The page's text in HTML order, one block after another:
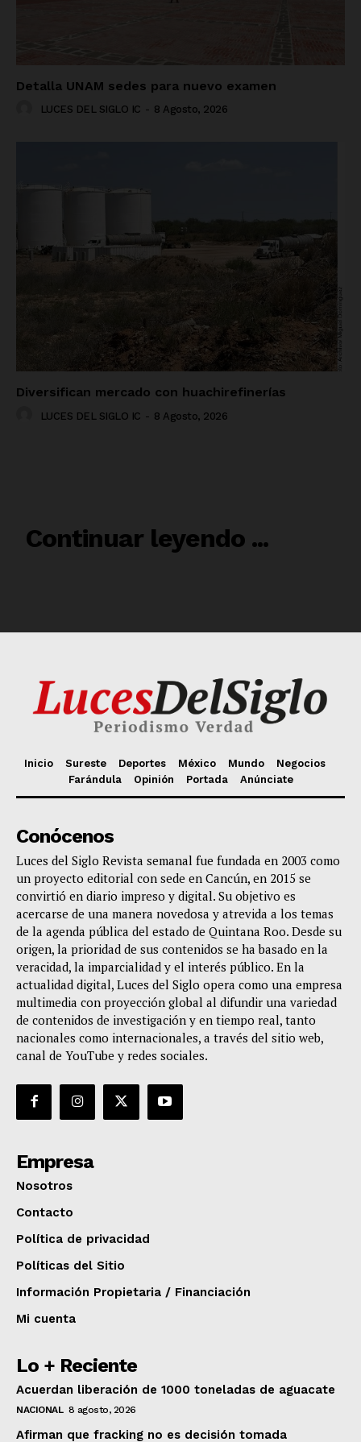
Inicio Sureste Deportes México Mundo
Negocios
Farándula
Opinión Portada Anúnciate
Conócenos
Luces del Siglo Revista semanal fue fundada en 2003 como
un proyecto editorial con sede en Cancún, en 2015 se
convirtió en diario impreso y digital. Su objetivo es
acercarse de una manera novedosa y atrevida a los temas
de la agenda pública del estado de Quintana Roo. Desde su
origen, la prioridad de sus contenidos se ha basado en la
veracidad, la imparcialidad y el interés público. En la
actualidad digital, Luces del Siglo opera como una empresa
multimedia con proyección global al difundir una variedad
de contenidos de investigación y en tiempo real, tanto
nacionales como internacionales, a través del sitio web,
canal de YouTube y redes sociales.
Empresa
Nosotros
Contacto
Política de privacidad
Políticas del Sitio
Información Propietaria / Financiación
Mi cuenta
Lo + Reciente
Acuerdan liberación de 1000 toneladas de aguacate
NACIONAL 8 agosto, 2026
Afirman que fracking no es decisión tomada